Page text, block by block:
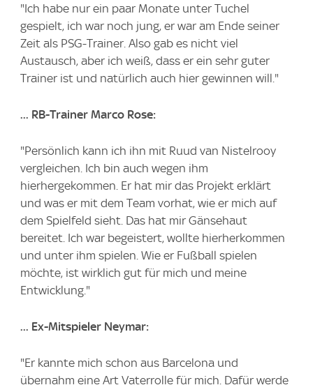
"Ich habe nur ein paar Monate unter Tuchel
gespielt, ich war noch jung, er war am Ende seiner
Zeit als PSG-Trainer. Also gab es nicht viel
Austausch, aber ich weiß, dass er ein sehr guter
Trainer ist und natürlich auch hier gewinnen will."
... RB-Trainer Marco Rose:
"Persönlich kann ich ihn mit Ruud van Nistelrooy
vergleichen. Ich bin auch wegen ihm
hierhergekommen. Er hat mir das Projekt erklärt
und was er mit dem Team vorhat, wie er mich auf
dem Spielfeld sieht. Das hat mir Gänsehaut
bereitet. Ich war begeistert, wollte hierherkommen
und unter ihm spielen. Wie er Fußball spielen
möchte, ist wirklich gut für mich und meine
Entwicklung."
... Ex-Mitspieler Neymar:
"Er kannte mich schon aus Barcelona und
übernahm eine Art Vaterrolle für mich. Dafür werde